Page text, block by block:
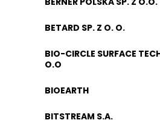
BETARD SP. Z O. O.
BIO-CIRCLE SURFACE
O.O
BIOEARTH
BITSTREAM S.A.